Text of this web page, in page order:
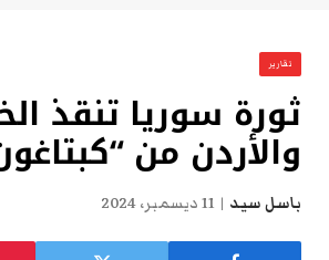
تقارير
ثورة سوريا تنقذ
والأردن من
باسل سيد 11 ديسمبر، 2024